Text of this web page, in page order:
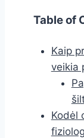
Table of
Kaip
veikia
Kodėl